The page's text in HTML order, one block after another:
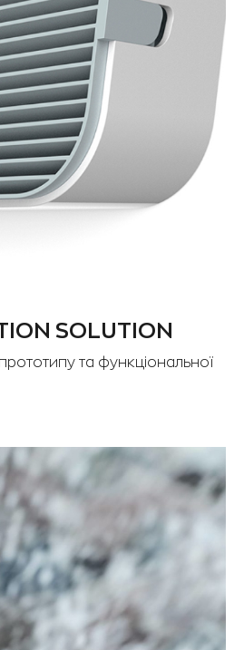
SOLUTION
та функціональної